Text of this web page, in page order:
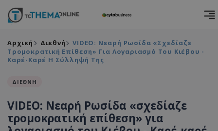
Αρχική Διεθνή
VIDEO: Νεαρή Ρωσίδα «σχεδίαζε
Τρομοκρατική Επίθεση» Για Λογαριασμό Του Κιέβου -
Καρέ-Καρέ Η Σύλληψή Της
ΔΙΕΘΝΗ
VIDEO: Νεαρή Ρωσίδα «σχεδίαζε
τρομοκρατική επίθεση» για